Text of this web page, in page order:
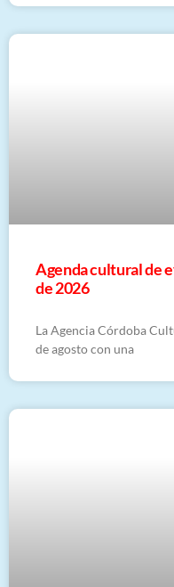
​Agenda cultural de
de 2026
La Agencia Córdoba
de agosto con una